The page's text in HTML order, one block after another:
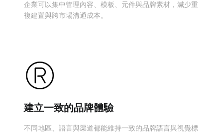
企業可以集中管理內容、模板、元件與品牌素材，減少重
複建置與跨市場溝通成本。
建立一致的品牌體驗
不同地區、語言與渠道都能維持一致的品牌語言與視覺標